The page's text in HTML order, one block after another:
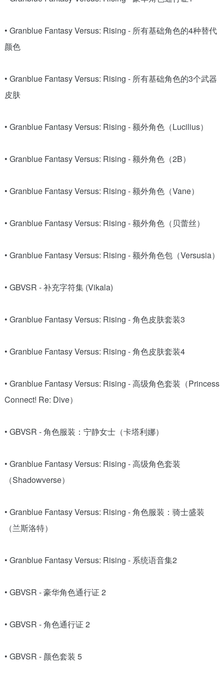
• Granblue Fantasy Versus: Rising - 所有基础角色的4种替代
颜色
• Granblue Fantasy Versus: Rising - 所有基础角色的3个武器
皮肤
• Granblue Fantasy Versus: Rising - 额外角色（Lucilius）
• Granblue Fantasy Versus: Rising - 额外角色（2B）
• Granblue Fantasy Versus: Rising - 额外角色（Vane）
• Granblue Fantasy Versus: Rising - 额外角色（贝蕾丝）
• Granblue Fantasy Versus: Rising - 额外角色包（Versusia）
• GBVSR - 补充字符集 (Vikala)
• Granblue Fantasy Versus: Rising - 角色皮肤套装3
• Granblue Fantasy Versus: Rising - 角色皮肤套装4
• Granblue Fantasy Versus: Rising - 高级角色套装（Princess
Connect! Re: Dive）
• GBVSR - 角色服装：宁静女士（卡塔利娜）
• Granblue Fantasy Versus: Rising - 高级角色套装
（Shadowverse）
• Granblue Fantasy Versus: Rising - 角色服装：骑士盛装
（兰斯洛特）
• Granblue Fantasy Versus: Rising - 系统语音集2
• GBVSR - 豪华角色通行证 2
• GBVSR - 角色通行证 2
• GBVSR - 颜色套装 5